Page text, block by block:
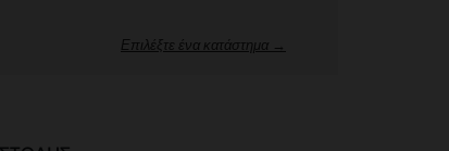
Επιλέξτε ένα κατάστημα →